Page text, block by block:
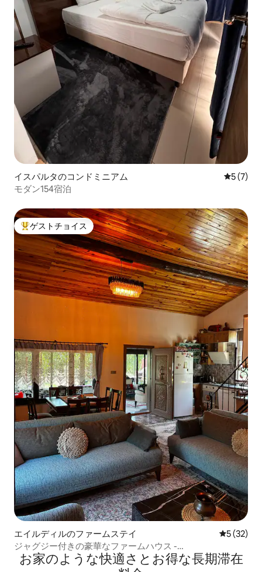
イスパルタのコンドミニアム レビュー
5 (7)
モダン154宿泊
大好評のゲストチョイスです。
ゲストチョイス
エイルディルのファームステイ レビュー
5 (32)
ジャグジー付きの豪華なファームハウス -
CelebiogluFarmhouse
お家のような快⁠適⁠さ⁠とお⁠得⁠な長⁠期⁠滞⁠在